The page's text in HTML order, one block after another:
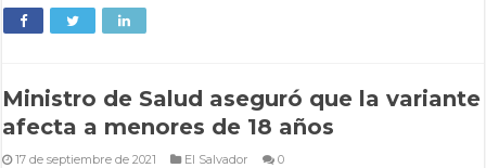
Ministro de Salud aseguró que la variante
afecta a menores de 18 años
17 de septiembre de 2021 El Salvador 0